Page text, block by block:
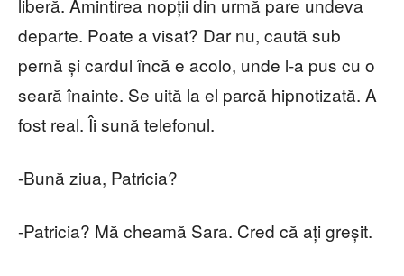
liberă. Amintirea nopții din urmă pare undeva
departe. Poate a visat? Dar nu, caută sub
pernă și cardul încă e acolo, unde l-a pus cu o
seară înainte. Se uită la el parcă hipnotizată. A
fost real. Îi sună telefonul.
-Bună ziua, Patricia?
-Patricia? Mă cheamă Sara. Cred că ați greșit.